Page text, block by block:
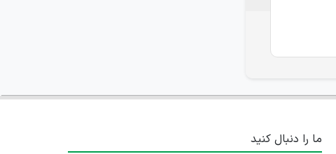
ما را دنبال کنید